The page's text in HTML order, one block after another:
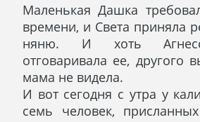
Маленькая Дашка
времени, и Света приняла
няню. И хоть
отговаривала ее, другого
мама не видела.
И вот сегодня с утра у
семь человек,